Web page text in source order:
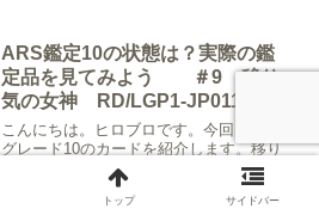
05 ウルトラレア」です。ろっか言わず
と知れた...
ARS鑑定10の状態は？実際の鑑
定品を見てみよう ＃9 移り
気の女神 RD/LGP1-JP011 シ
ークレットレア
こんにちは。ヒロブロです。今回はARS
グレード10のカードを紹介します。移り
気の女神 RD/LGP1-JP011 シークレッ
トレア今回紹介するカードは、「移り気
の女神 RD/LGP1-JP011 シークレット
トップ サイドバー